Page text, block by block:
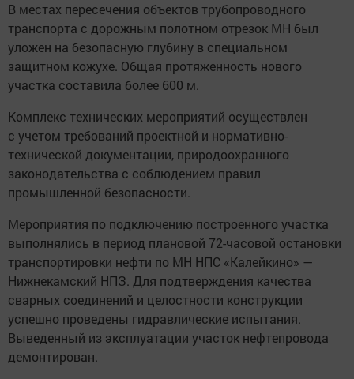
В местах пересечения объектов трубопроводного
транспорта с дорожным полотном отрезок МН был
уложен на безопасную глубину в специальном
защитном кожухе. Общая протяженность нового
участка составила более 600 м.
Комплекс технических мероприятий осуществлен
с учетом требований проектной и нормативно-
технической документации, природоохранного
законодательства с соблюдением правил
промышленной безопасности.
Мероприятия по подключению построенного участка
выполнялись в период плановой 72-часовой остановки
транспортировки нефти по МН НПС «Калейкино» —
Нижнекамский НПЗ. Для подтверждения качества
сварных соединений и целостности конструкции
успешно проведены гидравлические испытания.
Выведенный из эксплуатации участок нефтепровода
демонтирован.